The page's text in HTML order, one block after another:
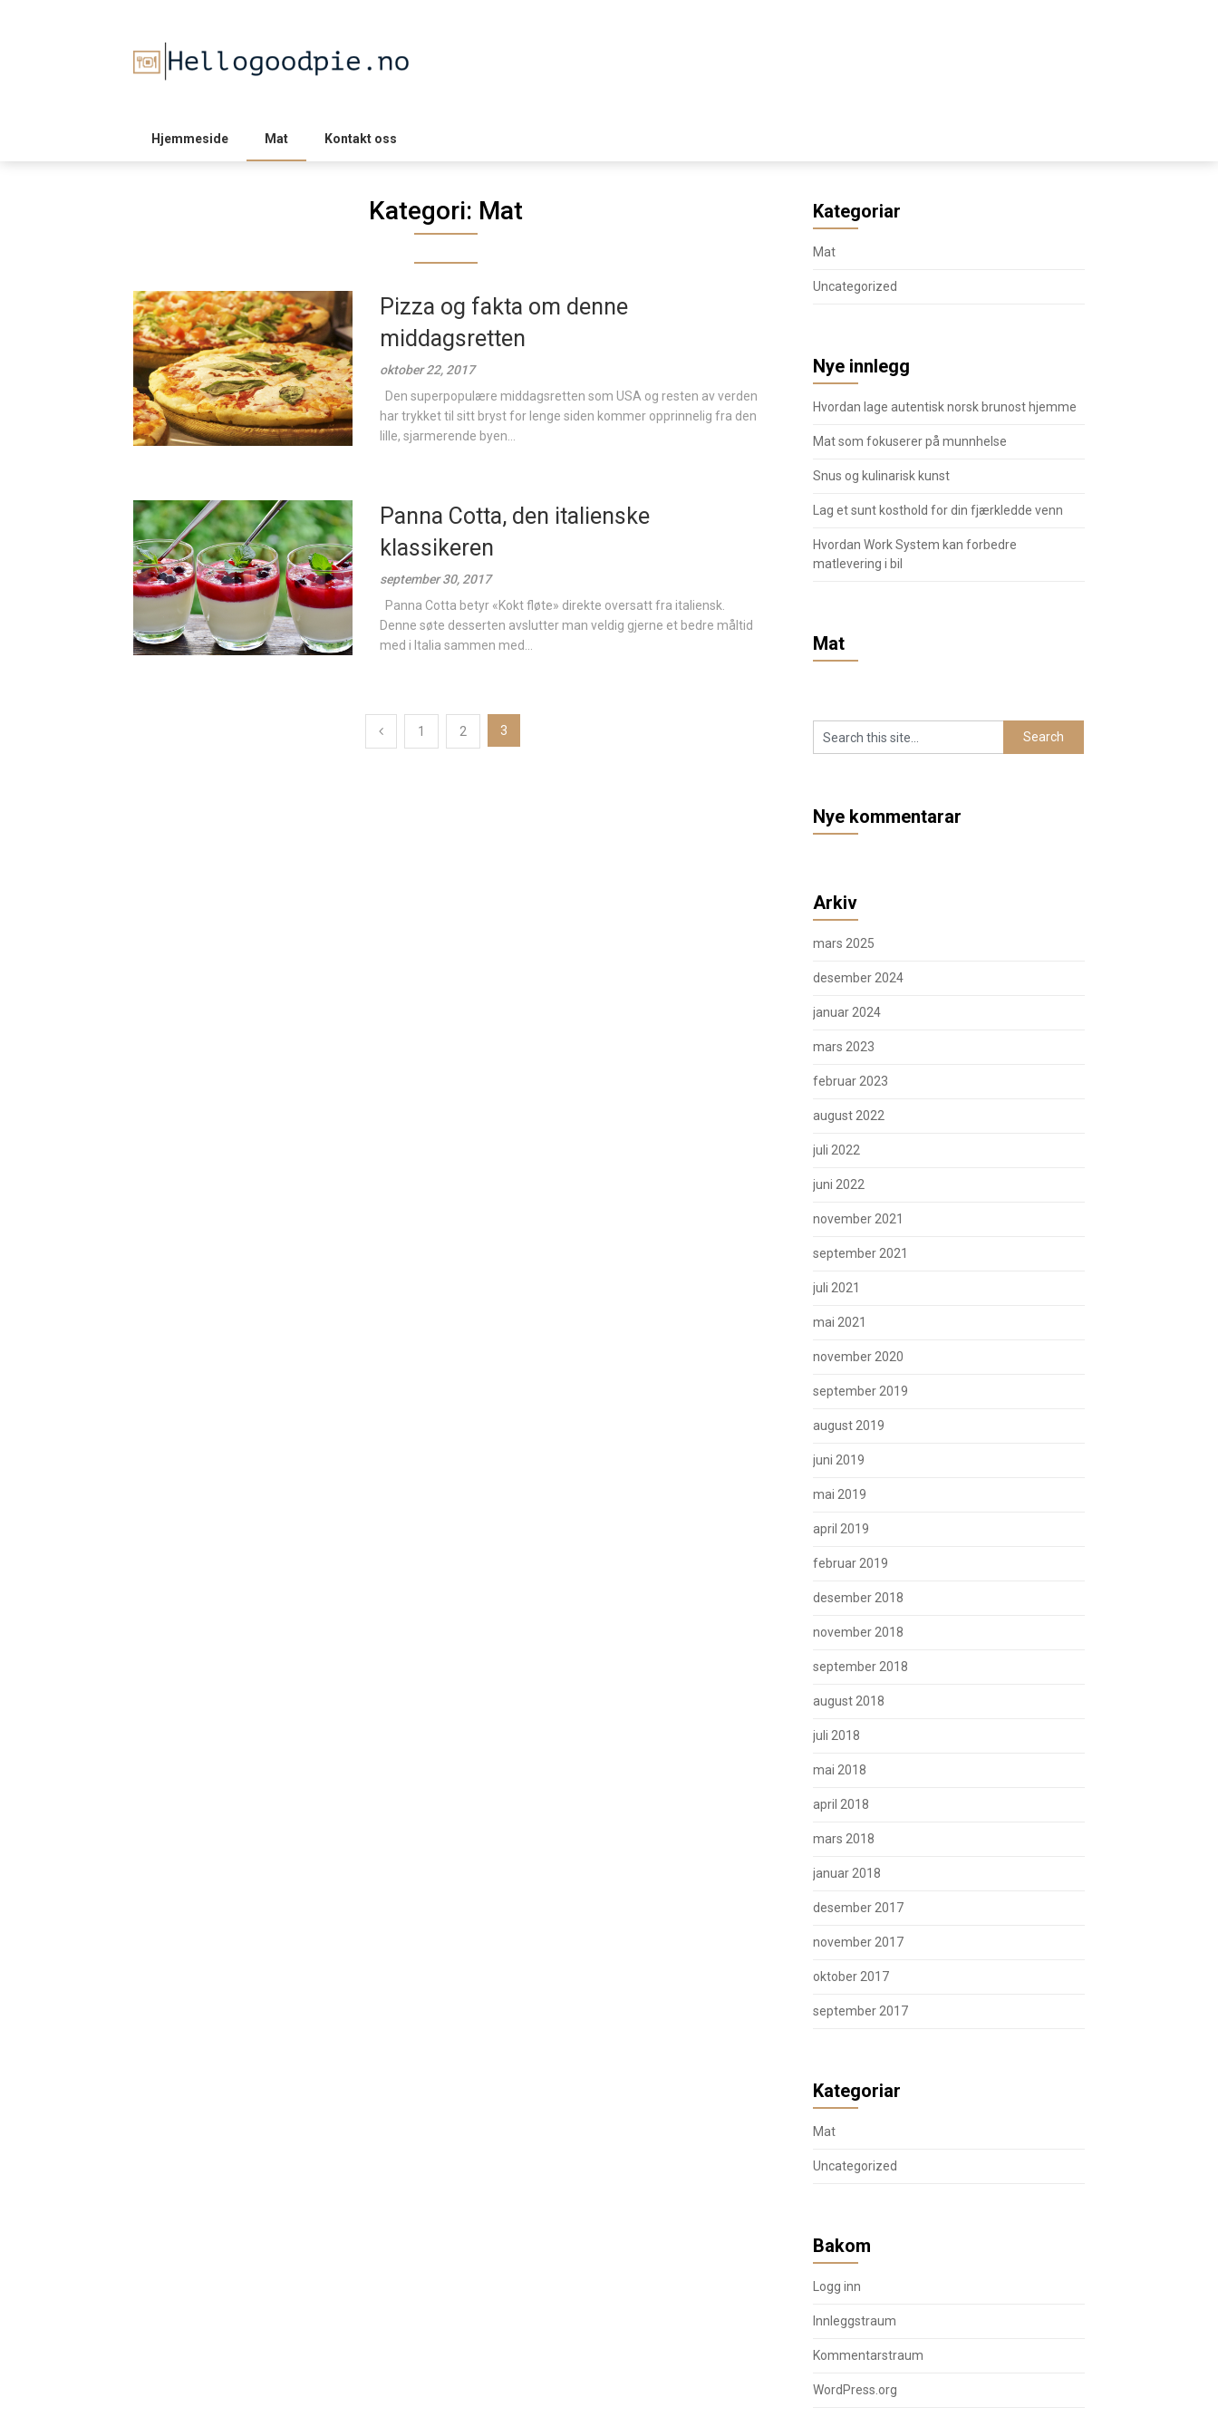
Hjemmeside Mat Kontakt oss
Kategori: Mat
Pizza og fakta om denne
middagsretten
oktober 22, 2017
Den superpopulære middagsretten som USA og resten av verden
har trykket til sitt bryst for lenge siden kommer opprinnelig fra den
lille, sjarmerende byen...
Panna Cotta, den italienske
klassikeren
september 30, 2017
Panna Cotta betyr «Kokt fløte» direkte oversatt fra italiensk.
Denne søte desserten avslutter man veldig gjerne et bedre måltid
med i Italia sammen med...
1 2 3
Kategoriar
Mat
Uncategorized
Nye innlegg
Hvordan lage autentisk norsk brunost hjemme
Mat som fokuserer på munnhelse
Snus og kulinarisk kunst
Lag et sunt kosthold for din fjærkledde venn
Hvordan Work System kan forbedre
matlevering i bil
Mat
Nye kommentarar
Arkiv
mars 2025
desember 2024
januar 2024
mars 2023
februar 2023
august 2022
juli 2022
juni 2022
november 2021
september 2021
juli 2021
mai 2021
november 2020
september 2019
august 2019
juni 2019
mai 2019
april 2019
februar 2019
desember 2018
november 2018
september 2018
august 2018
juli 2018
mai 2018
april 2018
mars 2018
januar 2018
desember 2017
november 2017
oktober 2017
september 2017
Kategoriar
Mat
Uncategorized
Bakom
Logg inn
Innleggstraum
Kommentarstraum
WordPress.org